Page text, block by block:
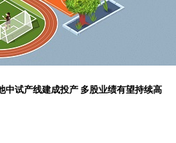
中试产线建成投产 多股业绩有望持续高